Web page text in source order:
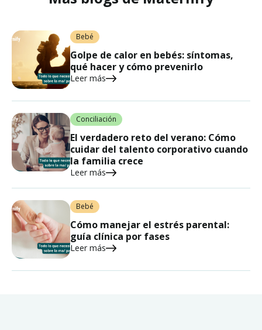
Bebé
Golpe de calor en bebés: síntomas,
qué hacer y cómo prevenirlo
Leer más
Conciliación
El verdadero reto del verano: Cómo
cuidar del talento corporativo cuando
la familia crece
Leer más
Bebé
Cómo manejar el estrés parental:
guía clínica por fases
Leer más